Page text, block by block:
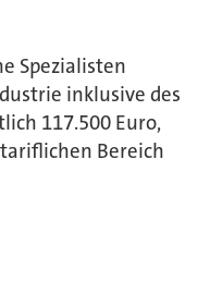
Spezialisten
inklusive des
117.500 Euro,
Bereich